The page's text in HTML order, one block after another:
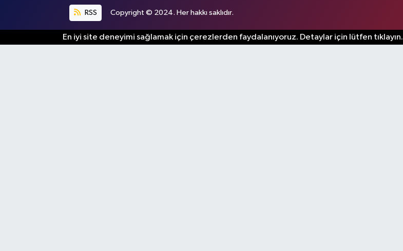
RSS Copyright © 2024. Her hakkı saklıdır.
En iyi site deneyimi sağlamak için çerezlerden faydalanıyoruz. Detaylar için lütfen tıklayın.